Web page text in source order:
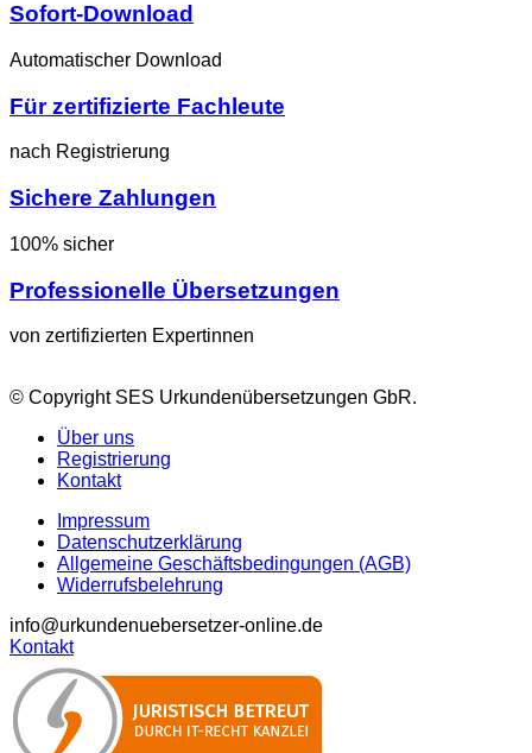
Sofort-Download
Automatischer Download
Für zertifizierte Fachleute
nach Registrierung
Sichere Zahlungen
100% sicher
Professionelle Übersetzungen
von zertifizierten Expertinnen
© Copyright SES Urkundenübersetzungen GbR.
Über uns
Registrierung
Kontakt
Impressum
Datenschutzerklärung
Allgemeine Geschäftsbedingungen (AGB)
Widerrufsbelehrung
info@urkundenuebersetzer-online.de
Kontakt